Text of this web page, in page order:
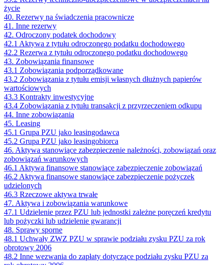
życie
40. Rezerwy na świadczenia pracownicze
41. Inne rezerwy
42. Odroczony podatek dochodowy
42.1 Aktywa z tytułu odroczonego podatku dochodowego
42.2 Rezerwa z tytułu odroczonego podatku dochodowego
43. Zobowiązania finansowe
43.1 Zobowiązania podporządkowane
43.2 Zobowiązania z tytułu emisji własnych dłużnych papierów
wartościowych
43.3 Kontrakty inwestycyjne
43.4 Zobowiązania z tytułu transakcji z przyrzeczeniem odkupu
44. Inne zobowiązania
45. Leasing
45.1 Grupa PZU jako leasingodawca
45.2 Grupa PZU jako leasingobiorca
46. Aktywa stanowiące zabezpieczenie należności, zobowiązań oraz
zobowiązań warunkowych
46.1 Aktywa finansowe stanowiące zabezpieczenie zobowiązań
46.2 Aktywa finansowe stanowiące zabezpieczenie pożyczek
udzielonych
46.3 Rzeczowe aktywa trwałe
47. Aktywa i zobowiązania warunkowe
47.1 Udzielenie przez PZU lub jednostki zależne poręczeń kredytu
lub pożyczki lub udzielenie gwarancji
48. Sprawy sporne
48.1 Uchwały ZWZ PZU w sprawie podziału zysku PZU za rok
obrotowy 2006
48.2 Inne wezwania do zapłaty dotyczące podziału zysku PZU za